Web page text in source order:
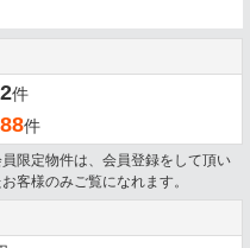
件
件
員限定物件は、会員登録をして頂い
お客様のみご覧になれます。